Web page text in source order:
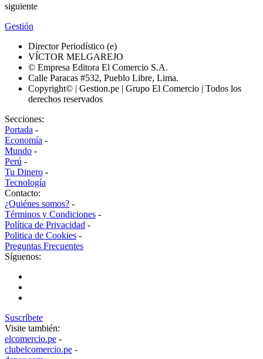
siguiente
Gestión
Director Periodístico (e)
VÍCTOR MELGAREJO
© Empresa Editora El Comercio S.A.
Calle Paracas #532, Pueblo Libre, Lima.
Copyright© | Gestion.pe | Grupo El Comercio | Todos los
derechos reservados
Secciones:
Portada -
Economía -
Mundo -
Perú -
Tu Dinero -
Tecnología
Contacto:
¿Quiénes somos? -
Términos y Condiciones -
Política de Privacidad -
Politica de Cookies -
Preguntas Frecuentes
Síguenos:
Suscríbete
Visite también:
elcomercio.pe -
clubelcomercio.pe -